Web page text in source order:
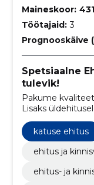
Maineskoor:
Töötajaid: 3
Prognooskäive
Spetsiaalne
tulevik!
Pakume
Lisaks
katuse ehitus
ehitus ja
ehitus- ja